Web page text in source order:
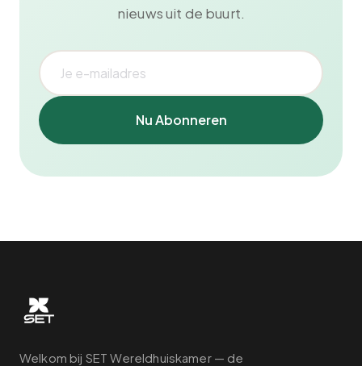
nieuws uit de buurt.
Nu Abonneren
Welkom bij SET Wereldhuiskamer — de